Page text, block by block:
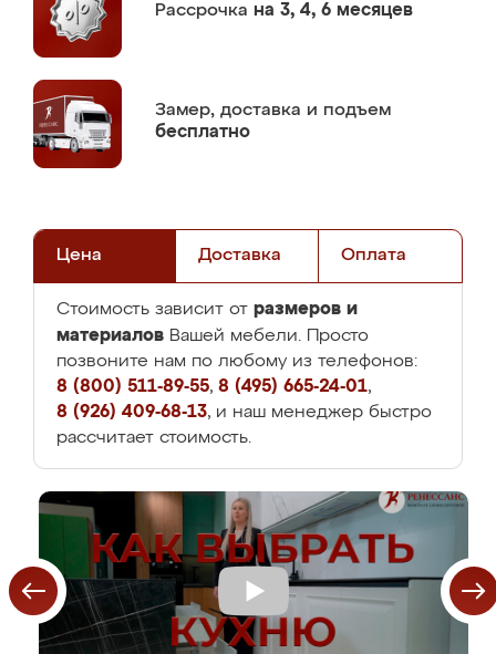
Рассрочка на 3, 4, 6 месяцев
Замер, доставка и подъем
бесплатно
Цена Доставка Оплата
Стоимость зависит от размеров и
материалов Вашей мебели. Просто
позвоните нам по любому из телефонов:
8 (800) 511-89-55, 8 (495) 665-24-01,
8 (926) 409-68-13, и наш менеджер быстро
рассчитает стоимость.